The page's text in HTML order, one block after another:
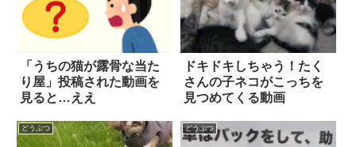
「うちの猫が露骨な当た
り屋」投稿された動画を
見ると…ええ
ドキドキしちゃう！たく
さんの子ネコがこっちを
見つめてくる動画
どうぶつ どうぶつ